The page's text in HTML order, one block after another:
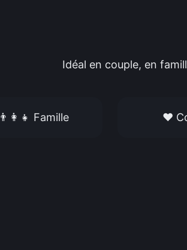
Idéal en couple, en
👨‍👩‍👧 Famille ❤️